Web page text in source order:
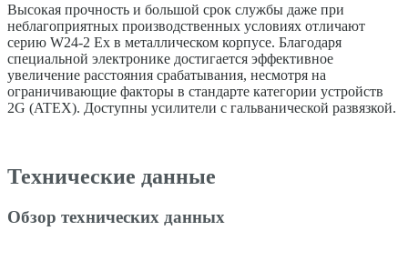
Высокая прочность и большой срок службы даже при
неблагоприятных производственных условиях отличают
серию W24-2 Ex в металлическом корпусе. Благодаря
специальной электронике достигается эффективное
увеличение расстояния срабатывания, несмотря на
ограничивающие факторы в стандарте категории устройств
2G (ATEX). Доступны усилители с гальванической развязкой.
Технические данные
Обзор технических данных